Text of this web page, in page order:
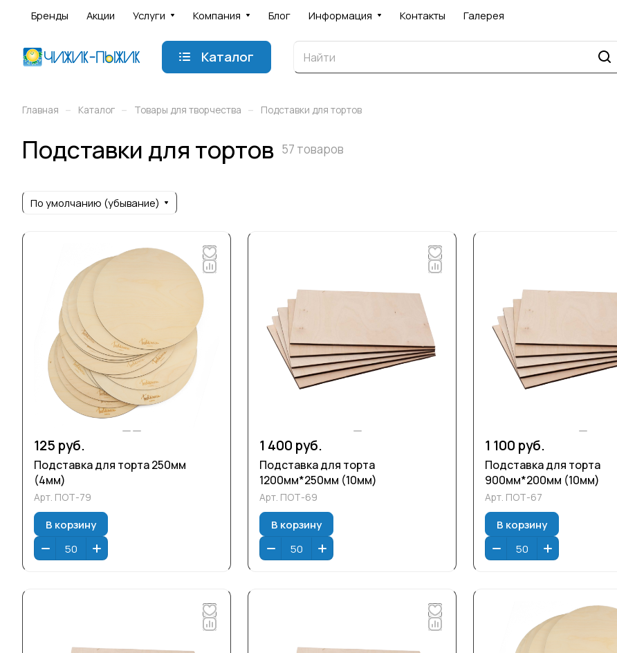
Бренды Акции Услуги Компания Блог Информация Контакты Галерея
Каталог
Главная – Каталог – Товары для творчества – Подставки для тортов
Подставки для тортов 57 товаров
По умолчанию (убывание)
125 руб.
Подставка для торта 250мм
(4мм)
Арт. ПОТ-79
В корзину
1 400 руб.
Подставка для торта
1200мм*250мм (10мм)
Арт. ПОТ-69
В корзину
1 100 руб.
Подставка для торта
900мм*200мм (10мм)
Арт. ПОТ-67
В корзину